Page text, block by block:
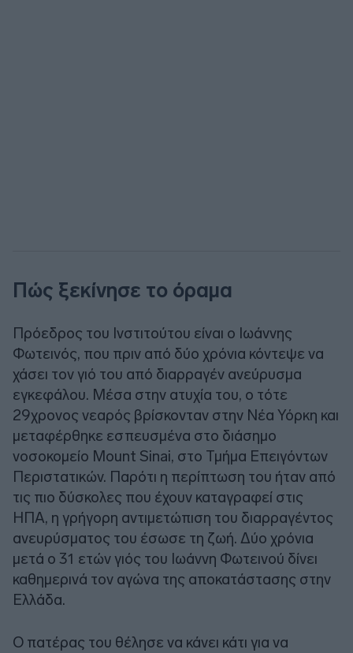
Πώς ξεκίνησε το όραμα
Πρόεδρος του Ινστιτούτου είναι ο Ιωάννης
Φωτεινός, που πριν από δύο χρόνια κόντεψε να
χάσει τον γιό του από διαρραγέν ανεύρυσμα
εγκεφάλου. Μέσα στην ατυχία του, ο τότε
29χρονος νεαρός βρίσκονταν στην Νέα Υόρκη και
μεταφέρθηκε εσπευσμένα στο διάσημο
νοσοκομείο Mount Sinai, στο Τμήμα Επειγόντων
Περιστατικών. Παρότι η περίπτωση του ήταν από
τις πιο δύσκολες που έχουν καταγραφεί στις
ΗΠΑ, η γρήγορη αντιμετώπιση του διαρραγέντος
ανευρύσματος του έσωσε τη ζωή. Δύο χρόνια
μετά ο 31 ετών γιός του Ιωάννη Φωτεινού δίνει
καθημερινά τον αγώνα της αποκατάστασης στην
Ελλάδα.
Ο πατέρας του θέλησε να κάνει κάτι για να